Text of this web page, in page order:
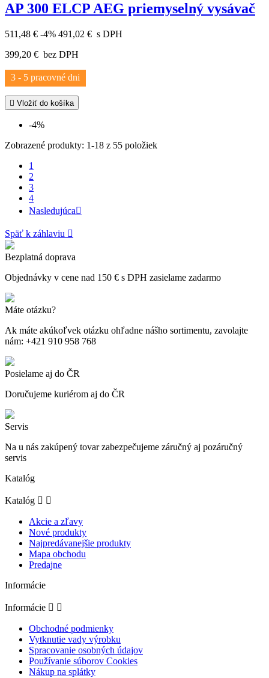
AP 300 ELCP AEG priemyselný vysávač
511,48 € -4% 491,02 € s DPH
399,20 € bez DPH
3 - 5 pracovné dni
 Vložiť do košíka
-4%
Zobrazené produkty: 1-18 z 55 položiek
1
2
3
4
Nasledujúca
Späť k záhlaviu 
Bezplatná doprava
Objednávky v cene nad 150 € s DPH zasielame zadarmo
Máte otázku?
Ak máte akúkoľvek otázku ohľadne nášho sortimentu, zavolajte
nám: +421 910 958 768
Posielame aj do ČR
Doručujeme kuriérom aj do ČR
Servis
Na u nás zakúpený tovar zabezpečujeme záručný aj pozáručný
servis
Katalóg
Katalóg  
Akcie a zľavy
Nové produkty
Najpredávanejšie produkty
Mapa obchodu
Predajne
Informácie
Informácie  
Obchodné podmienky
Vytknutie vady výrobku
Spracovanie osobných údajov
Používanie súborov Cookies
Nákup na splátky